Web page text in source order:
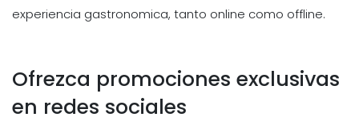
experiencia gastronomica, tanto online como offline.
Ofrezca promociones exclusivas
en redes sociales